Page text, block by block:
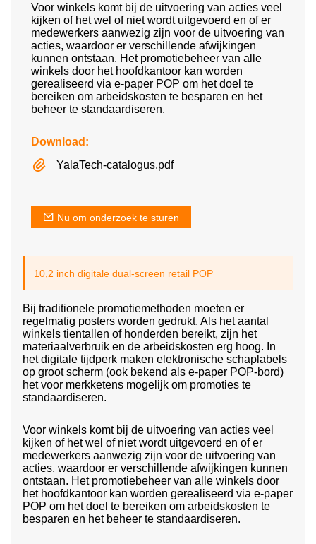
Voor winkels komt bij de uitvoering van acties veel
kijken of het wel of niet wordt uitgevoerd en of er
medewerkers aanwezig zijn voor de uitvoering van
acties, waardoor er verschillende afwijkingen
kunnen ontstaan. Het promotiebeheer van alle
winkels door het hoofdkantoor kan worden
gerealiseerd via e-paper POP om het doel te
bereiken om arbeidskosten te besparen en het
beheer te standaardiseren.
Download:
YalaTech-catalogus.pdf
Nu om onderzoek te sturen
10,2 inch digitale dual-screen retail POP
Bij traditionele promotiemethoden moeten er
regelmatig posters worden gedrukt. Als het aantal
winkels tientallen of honderden bereikt, zijn het
materiaalverbruik en de arbeidskosten erg hoog. In
het digitale tijdperk maken elektronische schaplabels
op groot scherm (ook bekend als e-paper POP-bord)
het voor merkketens mogelijk om promoties te
standaardiseren.
Voor winkels komt bij de uitvoering van acties veel
kijken of het wel of niet wordt uitgevoerd en of er
medewerkers aanwezig zijn voor de uitvoering van
acties, waardoor er verschillende afwijkingen kunnen
ontstaan. Het promotiebeheer van alle winkels door
het hoofdkantoor kan worden gerealiseerd via e-paper
POP om het doel te bereiken om arbeidskosten te
besparen en het beheer te standaardiseren.